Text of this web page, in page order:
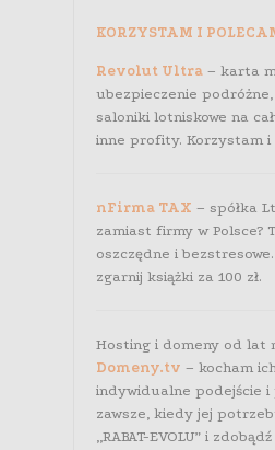
KORZYSTAM I
Revolut Ultra– karta
ubezpieczenie
saloniki lotniskowe na
inne profity. Korzystam i
nFirma TAX – spółka
zamiast firmy w Polsce?
oszczędne i
zgarnij książki za 100 zł.
Hosting i domeny od lat
Domeny.tv – kocham
indywidualne podejście i
zawsze, kiedy jej
„RABAT-EVOLU” i